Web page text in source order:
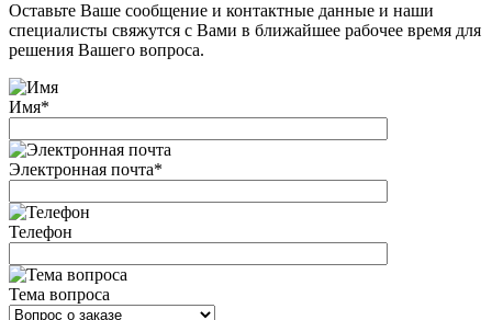
Оставьте Ваше сообщение и контактные данные и наши
специалисты свяжутся с Вами в ближайшее рабочее время для
решения Вашего вопроса.
Имя*
Электронная почта*
Телефон
Тема вопроса